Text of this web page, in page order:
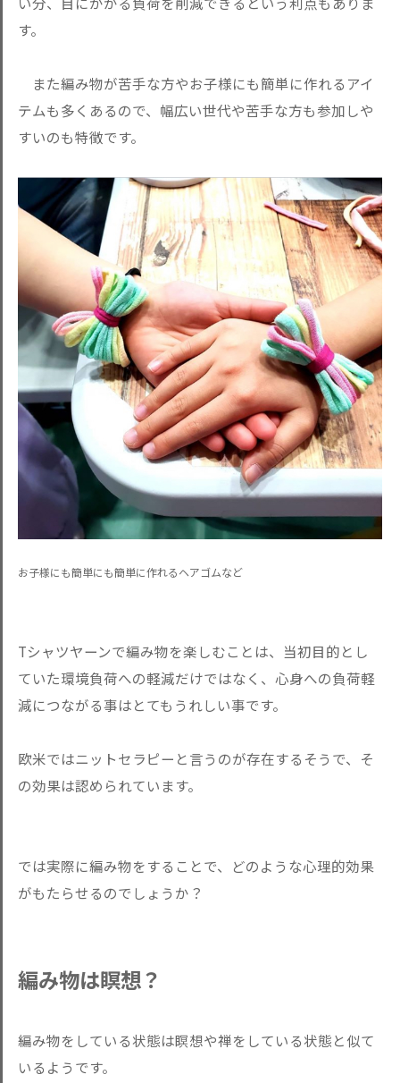
す。
また編み物が苦手な方やお子様にも簡単に作れるアイ
テムも多くあるので、幅広い世代や苦手な方も参加しや
すいのも特徴です。
お子様にも簡単にも簡単に作れるヘアゴムなど
Tシャツヤーンで編み物を楽しむことは、当初目的とし
ていた環境負荷への軽減だけではなく、心身への負荷軽
減につながる事はとてもうれしい事です。
欧米ではニットセラピーと言うのが存在するそうで、そ
の効果は認められています。
では実際に編み物をすることで、どのような心理的効果
がもたらせるのでしょうか？
編み物は瞑想？
編み物をしている状態は瞑想や禅をしている状態と似て
いるようです。